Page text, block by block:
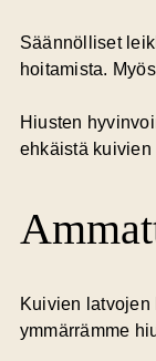
Säännölliset
hoitamista.
Hiusten
ehkäistä kuivien
Kuivien
ymmärrämme